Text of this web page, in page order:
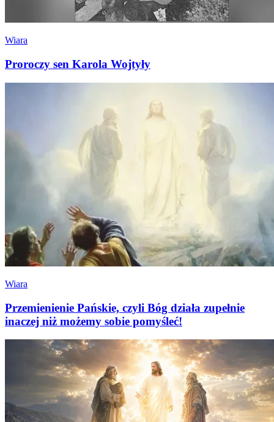
Wiara
Proroczy sen Karola Wojtyły
Wiara
Przemienienie Pańskie, czyli Bóg działa zupełnie
inaczej niż możemy sobie pomyśleć!